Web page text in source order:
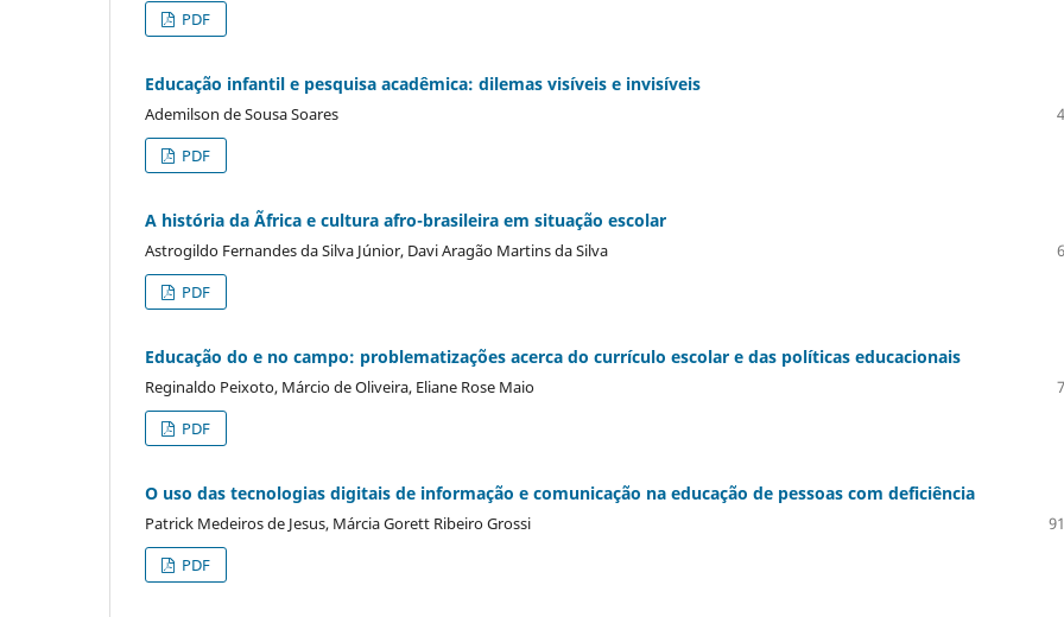
PDF
Educação infantil e pesquisa acadêmica: dilemas visíveis e invisíveis
Ademilson de Sousa Soares
PDF
A história da Ãfrica e cultura afro-brasileira em situação escolar
Astrogildo Fernandes da Silva Júnior, Davi Aragão Martins da Silva
PDF
Educação do e no campo: problematizações acerca do currículo escolar e das políticas educacionais
Reginaldo Peixoto, Márcio de Oliveira, Eliane Rose Maio
PDF
O uso das tecnologias digitais de informação e comunicação na educação de pessoas com deficiência
Patrick Medeiros de Jesus, Márcia Gorett Ribeiro Grossi
PDF